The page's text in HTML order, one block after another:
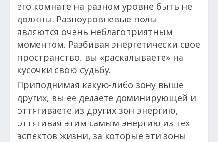
его комнате на разном уровне быть не
должны. Разноуровневые полы
являются очень неблагоприятным
моментом. Разбивая энергетически свое
пространство, вы «раскалываете» на
кусочки свою судьбу.
Приподнимая какую-либо зону выше
других, вы ее делаете доминирующей и
оттягиваете из других зон энергию,
оттягивая этим самым энергию из тех
аспектов жизни, за которые эти зоны